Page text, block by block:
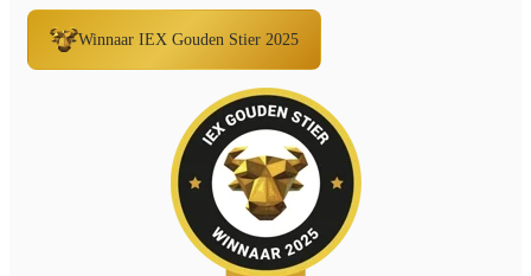
Winnaar IEX Gouden Stier 2025